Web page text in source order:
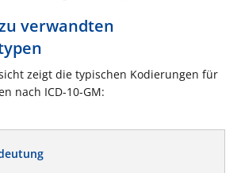
verwandten
zeigt die typischen Kodierungen für
nach ICD-10-GM: